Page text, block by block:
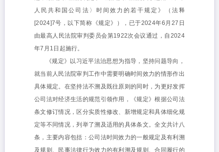
人民共和国公司法〉时间效力的若干规定》（法释
[2024]7号，以下简称《规定》），已于2024年6月27日
由最高人民法院审判委员会第1922次会议通过，自2024
年7月1日起施行。
《规定》以习近平法治思想为指导，坚持问题导向，
就当前人民法院审判工作中需要明确时间效力的情形作出
具体规定。在坚持法不溯及既往原则的同时，为更好发挥
公司法对经济生活的规范引领作用，《规定》根据公司法
条文修订情况，区分实质性修改、新增规定和具体细化规
定等不同情况，列举了溯及适用的具体条文。全文共计八
条，主要内容包括：公司法时间效力的一般规定及有利溯
及规则、民事法律行为效力的有利溯及规则、合同履行的